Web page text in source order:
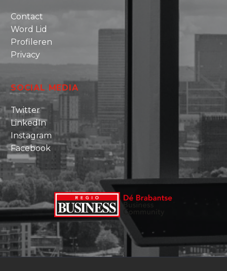
Contact
Word Lid
Profileren
Privacy
SOCIAL MEDIA
Twitter
LinkedIn
Instagram
Facebook